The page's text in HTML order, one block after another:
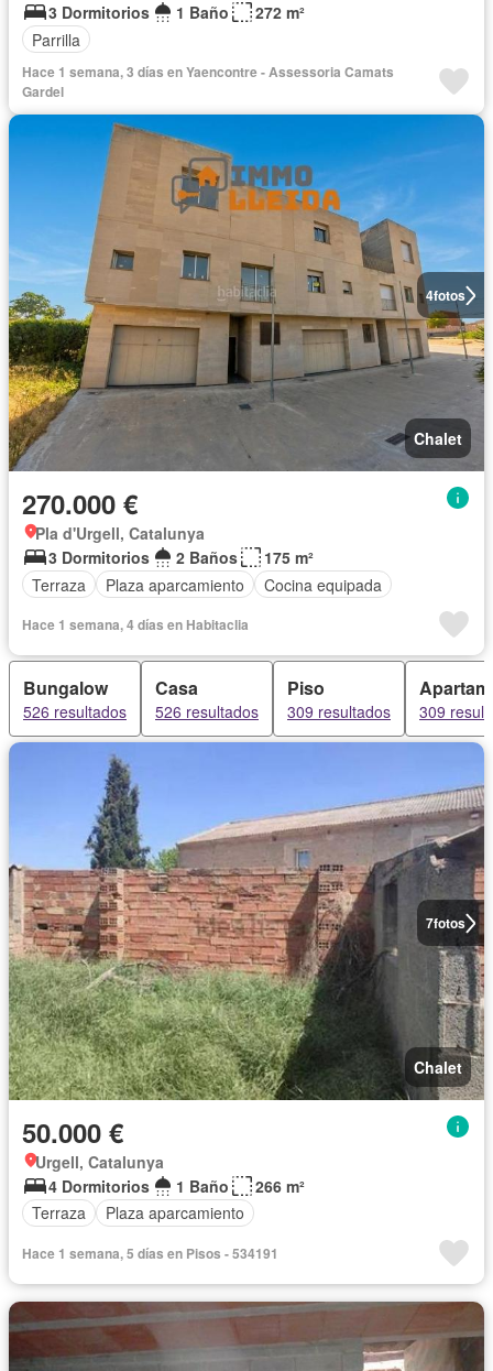
3 Dormitorios
1 Baño
272 m²
Parrilla
Hace 1 semana, 3 días en Yaencontre - Assessoria Camats
Gardel
4fotos
Chalet
270.000 €
Pla d'Urgell, Catalunya
3 Dormitorios
2 Baños
175 m²
Terraza
Plaza aparcamiento Cocina equipada
Hace 1 semana, 4 días en Habitaclia
Bungalow
526 resultados
Casa
526 resultados
Piso
309 resultados 309
7fotos
Chalet
50.000 €
Urgell, Catalunya
4 Dormitorios
1 Baño
266 m²
Terraza
Plaza aparcamiento
Hace 1 semana, 5 días en Pisos - 534191